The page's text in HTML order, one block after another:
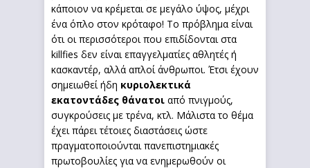
κάποιον να κρέμεται σε μεγάλο ύψος, μέχρι
ένα όπλο στον κρόταφο! Το πρόβλημα είναι
ότι οι περισσότεροι που επιδίδονται στα
killfies δεν είναι επαγγελματίες αθλητές ή
κασκαντέρ, αλλά απλοί άνθρωποι. Έτσι έχουν
σημειωθεί ήδη κυριολεκτικά
εκατοντάδες θάνατοι από πνιγμούς,
συγκρούσεις με τρένα, κτλ. Μάλιστα το θέμα
έχει πάρει τέτοιες διαστάσεις ώστε
πραγματοποιούνται πανεπιστημιακές
πρωτοβουλίες για να ενημερωθούν οι